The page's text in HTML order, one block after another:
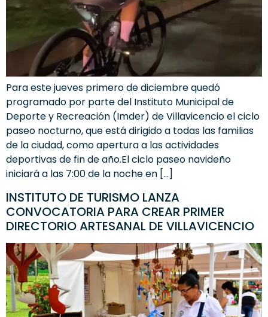
Para este jueves primero de diciembre quedó
programado por parte del Instituto Municipal de
Deporte y Recreación (Imder) de Villavicencio el ciclo
paseo nocturno, que está dirigido a todas las familias
de la ciudad, como apertura a las actividades
deportivas de fin de año.El ciclo paseo navideño
iniciará a las 7:00 de la noche en […]
INSTITUTO DE TURISMO LANZA
CONVOCATORIA PARA CREAR PRIMER
DIRECTORIO ARTESANAL DE VILLAVICENCIO